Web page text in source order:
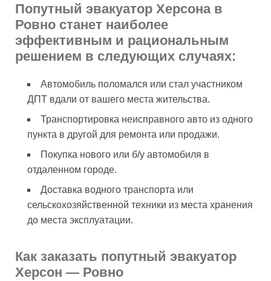
Попутный эвакуатор Херсона в
Ровно станет наиболее
эффективным и рациональным
решением в следующих случаях:
Автомобиль поломался или стал участником
ДПТ вдали от вашего места жительства.
Транспортировка неисправного авто из одного
пункта в другой для ремонта или продажи.
Покупка нового или б/у автомобиля в
отдаленном городе.
Доставка водного транспорта или
сельскохозяйственной техники из места хранения
до места эксплуатации.
Как заказать попутный эвакуатор
Херсон — Ровно